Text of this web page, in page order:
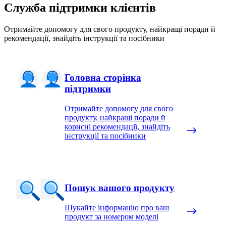
Служба підтримки клієнтів
Отримайте допомогу для свого продукту, найкращі поради й
рекомендації, знайдіть інструкції та посібники
Головна сторінка
підтримки
Отримайте допомогу для свого
продукту, найкращі поради й
корисні рекомендації, знайдіть
інструкції та посібники
Пошук вашого продукту
Шукайте інформацію про ваш
продукт за номером моделі